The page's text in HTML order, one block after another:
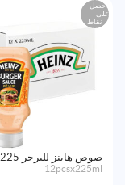
احصل
على
نقاط
صوص هاينز للبرجر 225 مل
12pcsx225ml